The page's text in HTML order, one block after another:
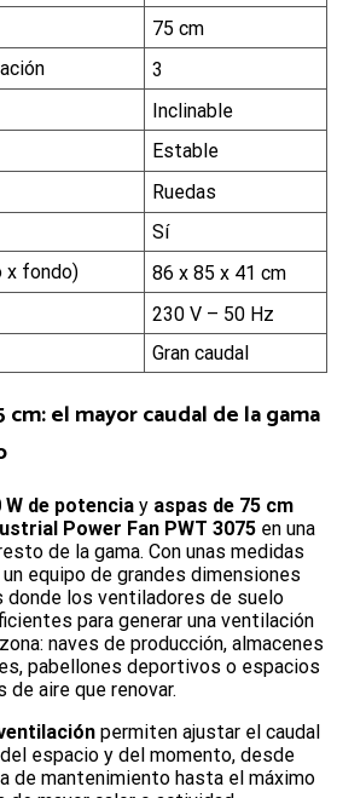
75 cm
3
Inclinable
Estable
Ruedas
Sí
x fondo)
86 x 85 x 41 cm
230 V – 50 Hz
Gran caudal
cm: el mayor caudal de la gama
W de potencia y aspas de 75 cm
Power Fan PWT 3075 en una
de la gama. Con unas medidas
un equipo de grandes dimensiones
donde los ventiladores de suelo
para generar una ventilación
naves de producción, almacenes
pabellones deportivos o espacios
de aire que renovar.
permiten ajustar el caudal
espacio y del momento, desde
de mantenimiento hasta el máximo